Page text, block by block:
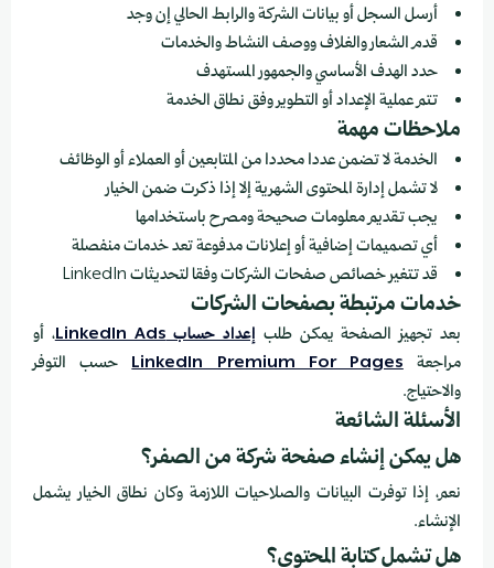
أرسل السجل أو بيانات الشركة والرابط الحالي إن وجد
قدم الشعار والغلاف ووصف النشاط والخدمات
حدد الهدف الأساسي والجمهور المستهدف
تتم عملية الإعداد أو التطوير وفق نطاق الخدمة
ملاحظات مهمة
الخدمة لا تضمن عددا محددا من المتابعين أو العملاء أو الوظائف
لا تشمل إدارة المحتوى الشهرية إلا إذا ذكرت ضمن الخيار
يجب تقديم معلومات صحيحة ومصرح باستخدامها
أي تصميمات إضافية أو إعلانات مدفوعة تعد خدمات منفصلة
قد تتغير خصائص صفحات الشركات وفقا لتحديثات LinkedIn
خدمات مرتبطة بصفحات الشركات
بعد تجهيز الصفحة يمكن طلب إعداد حساب LinkedIn Ads
، أو
مراجعةLinkedIn Premium For Pagesحسب التوفر
والاحتياج.
الأسئلة الشائعة
هل يمكن إنشاء صفحة شركة من الصفر؟
نعم، إذا توفرت البيانات والصلاحيات اللازمة وكان نطاق الخيار يشمل
الإنشاء.
هل تشمل كتابة المحتوى؟